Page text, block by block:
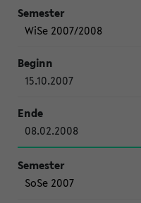
WiSe 2007/2008
15.10.2007
08.02.2008
SoSe 2007